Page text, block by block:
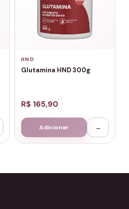
HND
Glutamina HND 300g
R$ 165,90
Adicionar →